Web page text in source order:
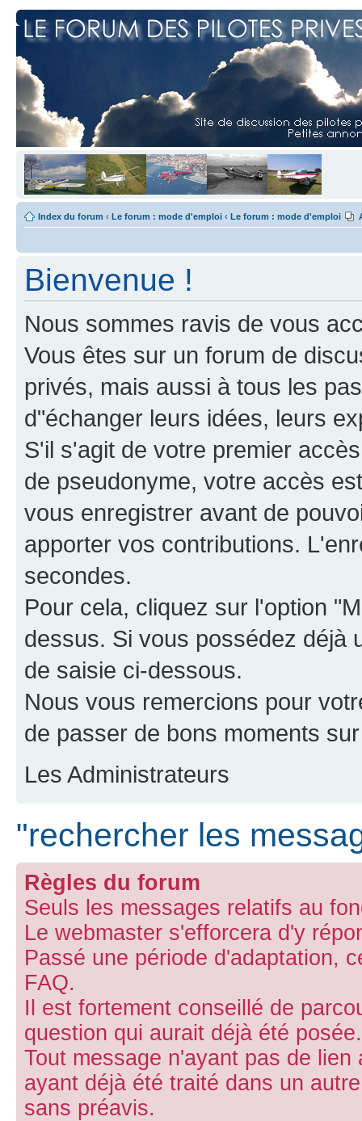
Index du forum ‹ Le forum : mode d'emploi ‹ Le forum : mode d'emploi
Bienvenue !
Nous sommes ravis de vous
Vous êtes sur un forum de
privés, mais aussi à tous les
d"échanger leurs idées, leurs
S'il s'agit de votre premier
de pseudonyme, votre accès
vous enregistrer avant de
apporter vos contributions.
secondes.
Pour cela, cliquez sur l'option
dessus. Si vous possédez déjà
de saisie ci-dessous.
Nous vous remercions pour
de passer de bons moments
Les Administrateurs
"rechercher les
Règles du forum
Seuls les messages relatifs au
Le webmaster s'efforcera d'y
Passé une période d'adaptation,
FAQ.
Il est fortement conseillé de
question qui aurait déjà été posée.
Tout message n'ayant pas de
ayant déjà été traité dans un
sans préavis.